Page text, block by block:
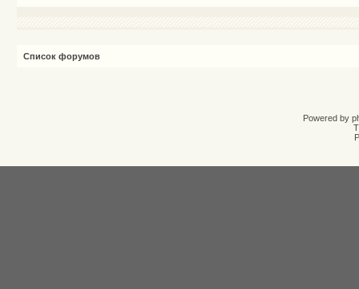
Список форумов
Powered by